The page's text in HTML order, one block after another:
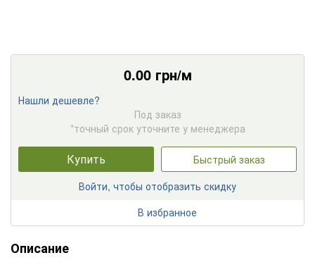
0.00грн/м
Нашли дешевле?
Под заказ
*точный срок уточните у менеджера
Купить
Быстрый заказ
Войти, чтобы отобразить скидку
В избранное
Описание